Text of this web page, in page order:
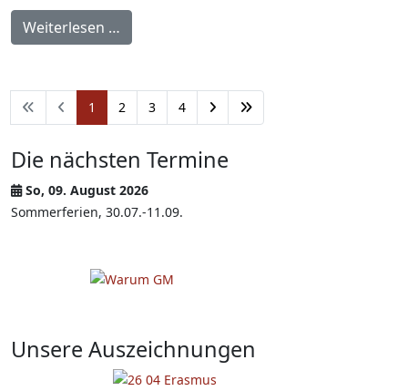
Weiterlesen …
1 2 3 4
Die nächsten Termine
So, 09. August 2026
Sommerferien, 30.07.-11.09.
Unsere Auszeichnungen